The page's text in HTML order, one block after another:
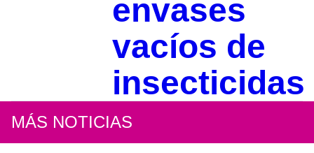
envases
vacíos de
insecticidas
MÁS NOTICIAS